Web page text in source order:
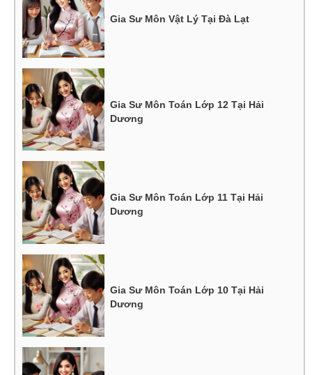
Gia Sư Môn Vật Lý Tại Đà Lạt
Gia Sư Môn Toán Lớp 12 Tại Hải
Dương
Gia Sư Môn Toán Lớp 11 Tại Hải
Dương
Gia Sư Môn Toán Lớp 10 Tại Hải
Dương